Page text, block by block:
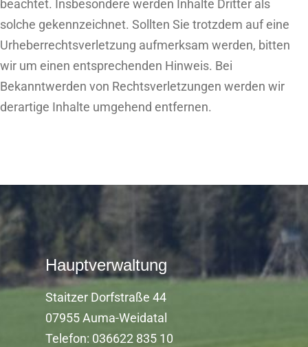
beachtet. Insbesondere werden Inhalte Dritter als
solche gekennzeichnet. Sollten Sie trotzdem auf eine
Urheberrechtsverletzung aufmerksam werden, bitten
wir um einen entsprechenden Hinweis. Bei
Bekanntwerden von Rechtsverletzungen werden wir
derartige Inhalte umgehend entfernen.
Hauptverwaltung
Staitzer Dorfstraße 44
07955 Auma-Weidatal
Telefon: 036622 835 10